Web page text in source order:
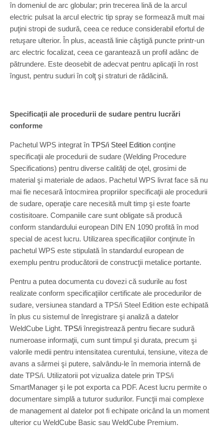
în domeniul de arc globular; prin trecerea lină de la arcul
electric pulsat la arcul electric tip spray se formează mult mai
puţini stropi de sudură, ceea ce reduce considerabil efortul de
retuşare ulterior. În plus, această linie câştigă puncte printr-un
arc electric focalizat, ceea ce garantează un profil adânc de
pătrundere. Este deosebit de adecvat pentru aplicaţii în rost
îngust, pentru suduri în colţ şi straturi de rădăcină.
Specificaţii ale procedurii de sudare pentru lucrări
conforme
Pachetul WPS integrat în TPS/i Steel Edition conţine
specificaţii ale procedurii de sudare (Welding Procedure
Specifications) pentru diverse calităţi de oţel, grosimi de
material şi materiale de adaos. Pachetul WPS livrat face să nu
mai fie necesară întocmirea propriilor specificaţii ale procedurii
de sudare, operaţie care necesită mult timp şi este foarte
costisitoare. Companiile care sunt obligate să producă
conform standardului european DIN EN 1090 profită în mod
special de acest lucru. Utilizarea specificaţiilor conţinute în
pachetul WPS este stipulată în standardul european de
exemplu pentru producătorii de construcţii metalice portante.
Pentru a putea documenta cu dovezi că sudurile au fost
realizate conform specificaţiilor certificate ale procedurilor de
sudare, versiunea standard a TPS/i Steel Edition este echipată
în plus cu sistemul de înregistrare şi analiză a datelor
WeldCube Light. TPS/i înregistrează pentru fiecare sudură
numeroase informaţii, cum sunt timpul şi durata, precum şi
valorile medii pentru intensitatea curentului, tensiune, viteza de
avans a sârmei şi putere, salvându-le în memoria internă de
date TPS/i. Utilizatorii pot vizualiza datele prin TPS/i
SmartManager şi le pot exporta ca PDF. Acest lucru permite o
documentare simplă a tuturor sudurilor. Funcţii mai complexe
de management al datelor pot fi echipate oricând la un moment
ulterior cu WeldCube Basic sau WeldCube Premium.